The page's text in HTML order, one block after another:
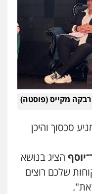
מקייס (פוסטה)
סכסוך והיכן
הציג בנושא
שלכם רוצים